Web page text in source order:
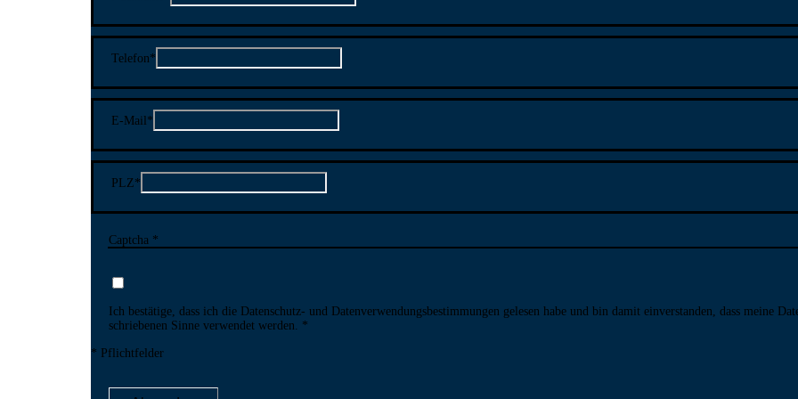
Telefon*
E-Mail*
PLZ*
Captcha *
Ich bestätige, dass ich die Datenschutz- und Daten­verwen­dungs­bestim­mungen gelesen habe und bin damit ein­ver­standen, dass meine
schriebenen Sinne ver­wendet werden.
* Pflichtfelder